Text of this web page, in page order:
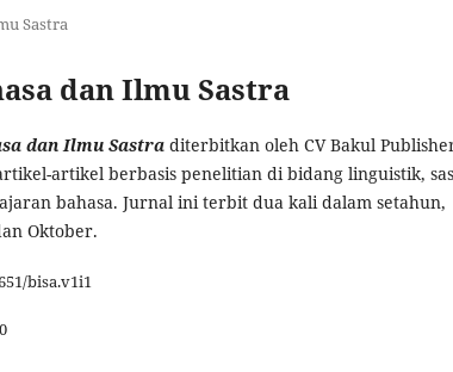
Sastra
dan Ilmu Sastra
dan Ilmu Sastra diterbitkan oleh CV Bakul
artikel berbasis penelitian di bidang linguistik,
bahasa. Jurnal ini terbit dua kali dalam setahun,
Oktober.
bisa.v1i1